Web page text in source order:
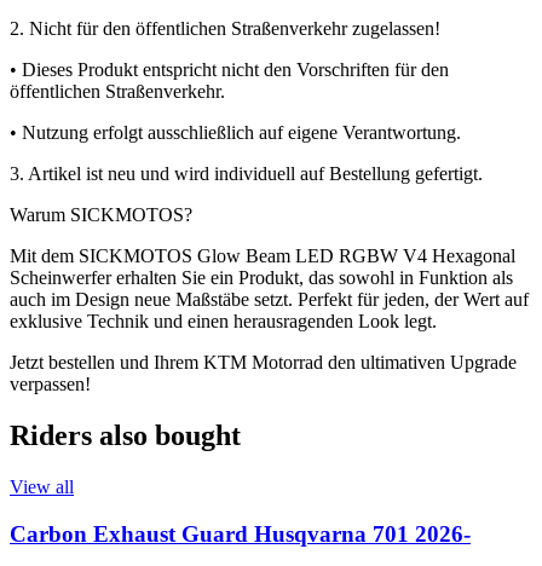
2. Nicht für den öffentlichen Straßenverkehr zugelassen!
• Dieses Produkt entspricht nicht den Vorschriften für den
öffentlichen Straßenverkehr.
• Nutzung erfolgt ausschließlich auf eigene Verantwortung.
3. Artikel ist neu und wird individuell auf Bestellung gefertigt.
Warum SICKMOTOS?
Mit dem SICKMOTOS Glow Beam LED RGBW V4 Hexagonal
Scheinwerfer erhalten Sie ein Produkt, das sowohl in Funktion als
auch im Design neue Maßstäbe setzt. Perfekt für jeden, der Wert auf
exklusive Technik und einen herausragenden Look legt.
Jetzt bestellen und Ihrem KTM Motorrad den ultimativen Upgrade
verpassen!
Riders also bought
View all
Carbon Exhaust Guard Husqvarna 701 2026-